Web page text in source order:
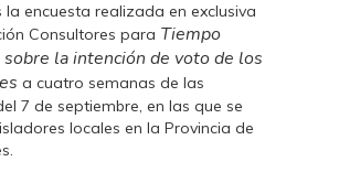
encuesta realizada en exclusiva
Consultores para Tiempo
la intención de voto de los
a cuatro semanas de las
7 de septiembre, en las que se
locales en la Provincia de